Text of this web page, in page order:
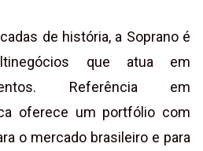
de história, a Soprano é
que atua em
Referência em
oferece um portfólio com
o mercado brasileiro e para